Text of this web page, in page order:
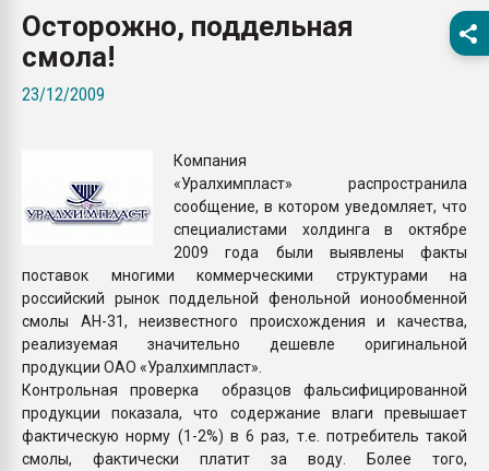
Материал
вакуумного
ПЕРЕЙТИ НА
Осторожно, поддельная
смола!
23/12/2009
Компания
«Уралхимпласт» распространила
сообщение, в котором уведомляет, что
специалистами холдинга в октябре
2009 года были выявлены факты
поставок многими коммерческими структурами на
российский рынок поддельной фенольной ионообменной
смолы АН-31, неизвестного происхождения и качества,
реализуемая значительно дешевле оригинальной
продукции ОАО «Уралхимпласт».
Контрольная проверка образцов фальсифицированной
продукции показала, что содержание влаги превышает
фактическую норму (1-2%) в 6 раз, т.е. потребитель такой
смолы, фактически платит за воду. Более того,